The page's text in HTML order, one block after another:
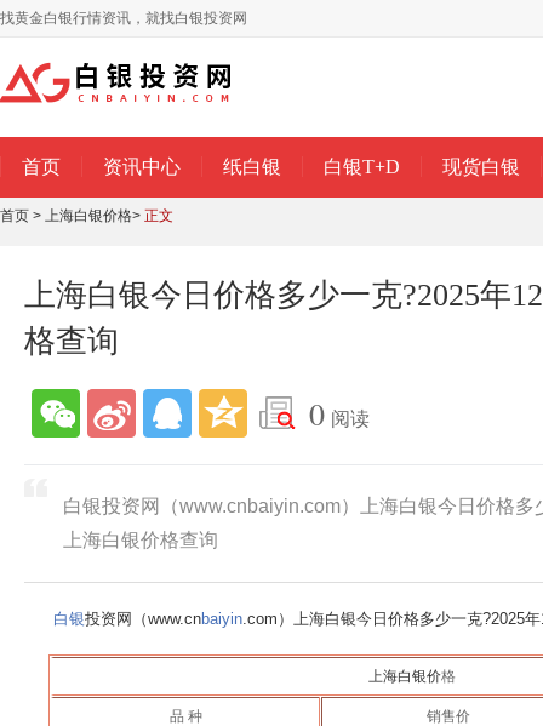
找黄金白银行情资讯，就找白银投资网
首页 资讯中心 纸白银 白银T+D 现货白银
首页 > 上海白银价格> 正文
上海白银今日价格多少一克?2025年
格查询
0 阅读
白银投资网（www.cnbaiyin.com）上海白银今日价格
上海白银价格查询
白银投资网（www.cnbaiyin.com）上海白银今日价格多少一克?2025
上海白银价格
品 种 销售价